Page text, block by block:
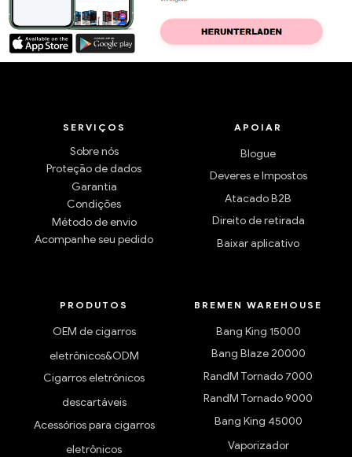
SERVIÇOS
Sobre nós
Proteção de dados
Garantia
Condições
Método de envio
Acompanhe seu pedido
APOIAR
Blogue
Deveres e Impostos
Atacado B2B
Direito de retirada
Baixar aplicativo
PRODUTOS
OEM de cigarros
eletrônicos&ODM
Cigarros eletrônicos
descartáveis
Acessórios para cigarros
eletrônicos
BREMEN WAREHOUSE
Bang King 15000
Bang Blaze 20000
RandM Tornado 7000
RandM Tornado 9000
Bang King 45000
Vaporizador